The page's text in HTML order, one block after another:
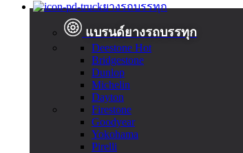
ยางรถบรรทุก
แบรนด์ยางรถบรรทุก
Deestone Hot
Bridgestone
Dunlop
Michelin
Dayton
Firestone
Goodyear
Yokohama
Pirelli